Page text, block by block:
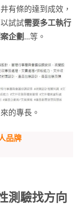
有條的達到成效，
試試需要多工執行
企劃 ...等。
的專長。
品牌
測驗找方向